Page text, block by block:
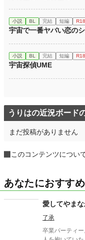
小説 BL 完結 短編 R18
宇宙で一番ヤバい恋の
小説 BL 完結 短編 R18
宇宙探偵UME
うりはの近況ボード
まだ投稿がありません
このコンテンツについ
あなたにおすす
愛してやま
了承
卒業パーティ